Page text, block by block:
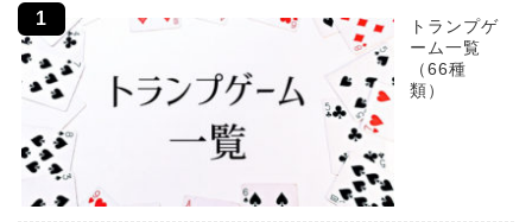
トランプゲ
ーム一覧
（66種
類）